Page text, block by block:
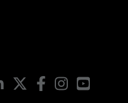
LinkedIn FacebookInstagramYouTube